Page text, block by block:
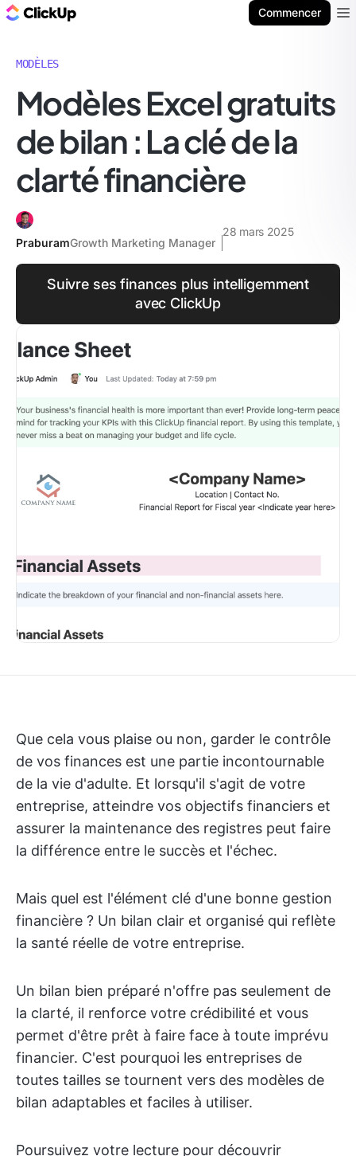
Commencer
MODÈLES
Modèles Excel gratuits
de bilan : La clé de la
clarté financière
PraburamGrowth Marketing Manager
28 mars 2025
Suivre ses finances plus intelligemment
avec ClickUp
Que cela vous plaise ou non, garder le contrôle
de vos finances est une partie incontournable
de la vie d'adulte. Et lorsqu'il s'agit de votre
entreprise, atteindre vos objectifs financiers et
assurer la maintenance des registres peut faire
la différence entre le succès et l'échec.
Mais quel est l'élément clé d'une bonne gestion
financière ? Un bilan clair et organisé qui reflète
la santé réelle de votre entreprise.
Un bilan bien préparé n'offre pas seulement de
la clarté, il renforce votre crédibilité et vous
permet d'être prêt à faire face à toute imprévu
financier. C'est pourquoi les entreprises de
toutes tailles se tournent vers des modèles de
bilan adaptables et faciles à utiliser.
Poursuivez votre lecture pour découvrir